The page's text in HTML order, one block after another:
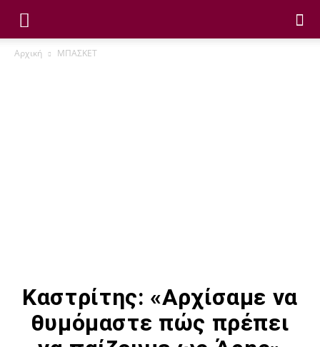
Αρχική ΜΠΑΣΚΕΤ
Καστρίτης: «Αρχίσαμε να
θυμόμαστε πώς πρέπει